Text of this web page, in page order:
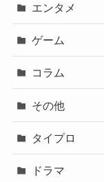
エンタメ
ゲーム
コラム
その他
タイプロ
ドラマ